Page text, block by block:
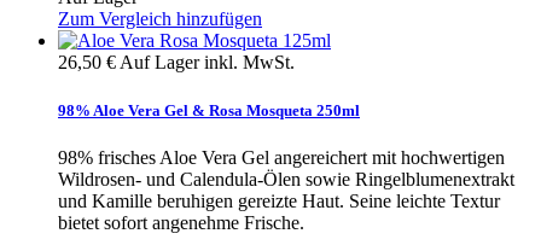
Zum Vergleich hinzufügen
26,50 €Auf Lagerinkl. MwSt.
98% Aloe Vera Gel & Rosa Mosqueta 250ml
98% frisches Aloe Vera Gel angereichert mit hochwertigen
Wildrosen- und Calendula-Ölen sowie Ringelblumenextrakt
und Kamille beruhigen gereizte Haut. Seine leichte Textur
bietet sofort angenehme Frische.